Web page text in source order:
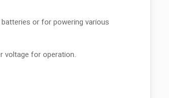
or for powering various
voltage for operation.